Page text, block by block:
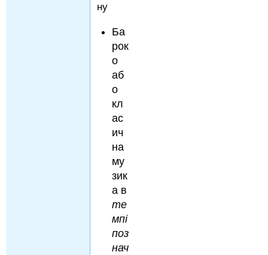
ну
Ба
рок
о
аб
о
кл
ас
ич
на
му
зик
а в
те
мпі
поз
нач